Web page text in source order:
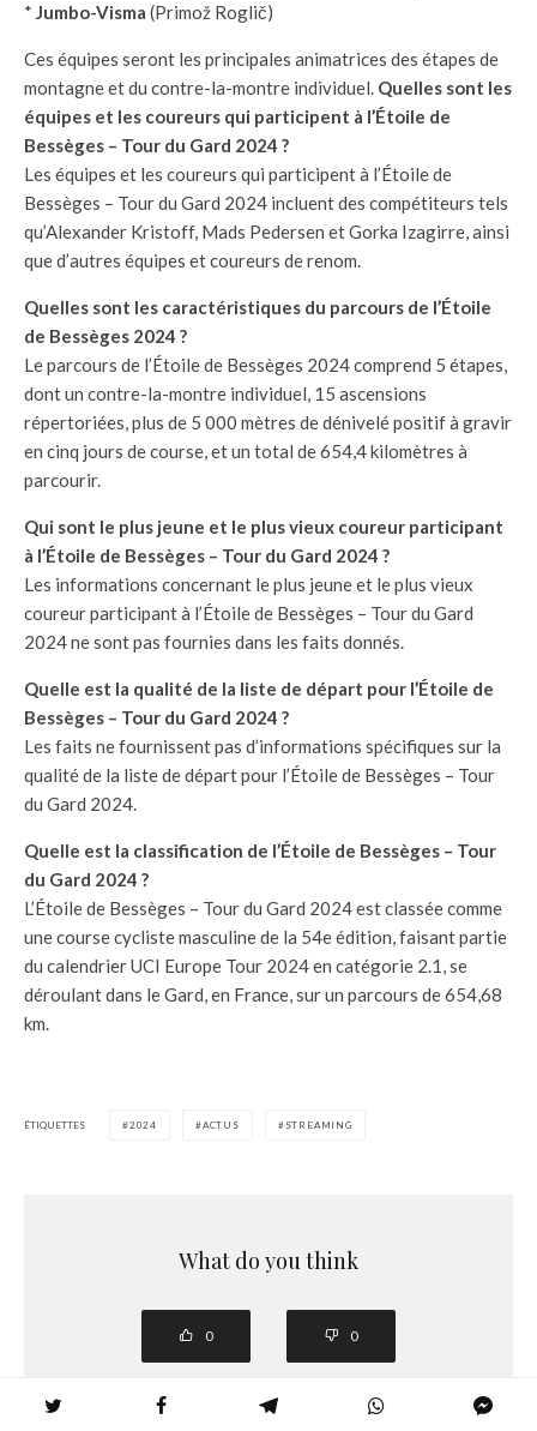
* Jumbo-Visma (Primož Roglič)
Ces équipes seront les principales animatrices des étapes de
montagne et du contre-la-montre individuel. Quelles sont les
équipes et les coureurs qui participent à l’Étoile de
Bessèges – Tour du Gard 2024 ?
Les équipes et les coureurs qui participent à l’Étoile de
Bessèges – Tour du Gard 2024 incluent des compétiteurs tels
qu’Alexander Kristoff, Mads Pedersen et Gorka Izagirre, ainsi
que d’autres équipes et coureurs de renom.
Quelles sont les caractéristiques du parcours de l’Étoile
de Bessèges 2024 ?
Le parcours de l’Étoile de Bessèges 2024 comprend 5 étapes,
dont un contre-la-montre individuel, 15 ascensions
répertoriées, plus de 5 000 mètres de dénivelé positif à gravir
en cinq jours de course, et un total de 654,4 kilomètres à
parcourir.
Qui sont le plus jeune et le plus vieux coureur participant
à l’Étoile de Bessèges – Tour du Gard 2024 ?
Les informations concernant le plus jeune et le plus vieux
coureur participant à l’Étoile de Bessèges – Tour du Gard
2024 ne sont pas fournies dans les faits donnés.
Quelle est la qualité de la liste de départ pour l’Étoile de
Bessèges – Tour du Gard 2024 ?
Les faits ne fournissent pas d’informations spécifiques sur la
qualité de la liste de départ pour l’Étoile de Bessèges – Tour
du Gard 2024.
Quelle est la classification de l’Étoile de Bessèges – Tour
du Gard 2024 ?
L’Étoile de Bessèges – Tour du Gard 2024 est classée comme
une course cycliste masculine de la 54e édition, faisant partie
du calendrier UCI Europe Tour 2024 en catégorie 2.1, se
déroulant dans le Gard, en France, sur un parcours de 654,68
km.
ÉTIQUETTES 2024 ACTUS STREAMING
What do you think
0 0